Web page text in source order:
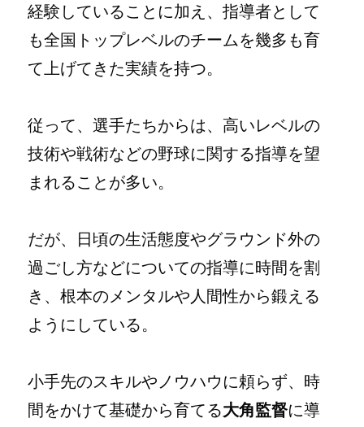
経験していることに加え、指導者として
も全国トップレベルのチームを幾多も育
て上げてきた実績を持つ。
従って、選手たちからは、高いレベルの
技術や戦術などの野球に関する指導を望
まれることが多い。
だが、日頃の生活態度やグラウンド外の
過ごし方などについての指導に時間を割
き、根本のメンタルや人間性から鍛える
ようにしている。
小手先のスキルやノウハウに頼らず、時
間をかけて基礎から育てる大角監督に導